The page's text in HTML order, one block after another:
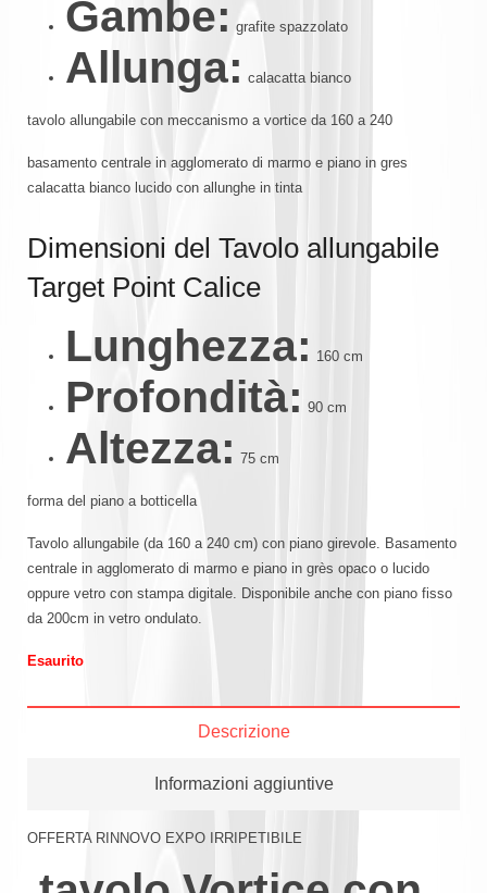
Gambe: grafite spazzolato
Allunga: calacatta bianco
tavolo allungabile con meccanismo a vortice da 160 a 240
basamento centrale in agglomerato di marmo e piano in gres
calacatta bianco lucido con allunghe in tinta
Dimensioni del Tavolo allungabile
Target Point Calice
Lunghezza: 160 cm
Profondità: 90 cm
Altezza: 75 cm
forma del piano a botticella
Tavolo allungabile (da 160 a 240 cm) con piano girevole. Basamento
centrale in agglomerato di marmo e piano in grès opaco o lucido
oppure vetro con stampa digitale. Disponibile anche con piano fisso
da 200cm in vetro ondulato.
Esaurito
Descrizione
Informazioni aggiuntive
OFFERTA RINNOVO EXPO IRRIPETIBILE